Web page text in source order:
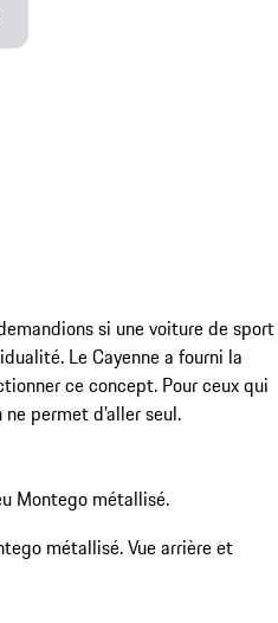
si une voiture de sport
Le Cayenne a fourni la
ce concept. Pour ceux qui
permet d’aller seul.